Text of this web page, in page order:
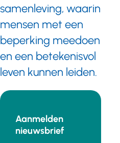
samenleving, waarin
mensen met een
beperking meedoen
en een betekenisvol
leven kunnen leiden.
Aanmelden
nieuwsbrief